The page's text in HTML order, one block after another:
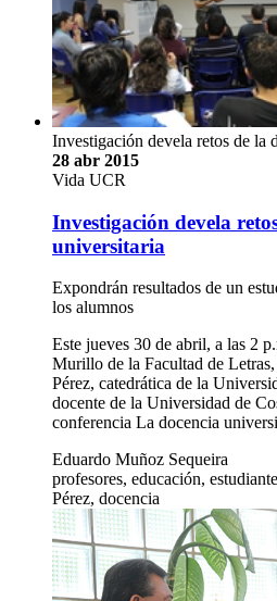
Investigación devela retos de la
28 abr 2015
Vida UCR
Investigación devela
universitaria
Expondrán resultados de un
los alumnos
Este jueves 30 de abril, a las 2
Murillo de la Facultad de
Pérez, catedrática de la
docente de la Universidad de
conferencia La docencia
Eduardo Muñoz Sequeira
profesores, educación,
Pérez, docencia